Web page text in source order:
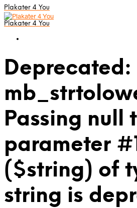
Plakater 4 You
Plakater 4 You
Deprecated:
Passing null
parameter
($string) of
string is